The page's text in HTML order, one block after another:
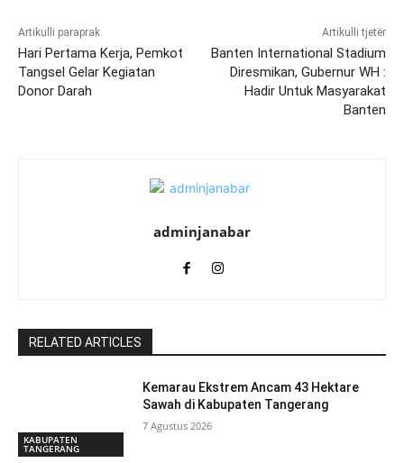
Artikulli paraprak
Hari Pertama Kerja, Pemkot
Tangsel Gelar Kegiatan
Donor Darah
Artikulli tjetër
Banten International Stadium
Diresmikan, Gubernur WH :
Hadir Untuk Masyarakat
Banten
adminjanabar
RELATED ARTICLES
KABUPATEN
TANGERANG
Kemarau Ekstrem Ancam 43 Hektare
Sawah di Kabupaten Tangerang
7 Agustus 2026